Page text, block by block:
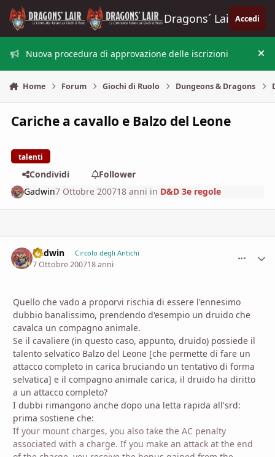
Vai al contenuto
Dragons´ Lair Accedi
Nuova procedura di approvazione delle iscrizioni
Home Forum Giochi di Ruolo Dungeons & Dragons
Cariche a cavallo e Balzo del Leone
talenti
Condividi
Follower
Gadwin7 Ottobre 200718 anni in D&D 3e regole
Gadwin Circolo degli Antichi
7 Ottobre 200718 anni
Quello che vado a proporvi rischia di essere l'ennesimo
dubbio banalissimo, prendendo d'esempio un druido che
cavalca un compagno animale.
Se il cavaliere (in questo caso, appunto, druido) possiede il
talento selvatico Balzo del Leone [che permette di fare un
attacco completo in carica bruciando un tentativo di forma
selvatica] e il compagno animale carica, il druido ha diritto
a un attacco completo?
I dubbi rimangono anche dopo una letta rapida all'srd:
prima sostiene che:
If your mount charges, you also take the AC penalty
associated with a charge. If you make an attack at the end